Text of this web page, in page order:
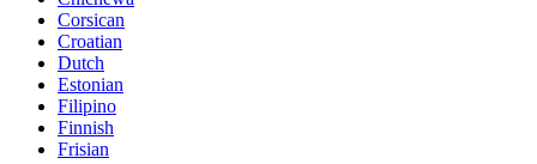
Corsican
Croatian
Dutch
Estonian
Filipino
Finnish
Frisian